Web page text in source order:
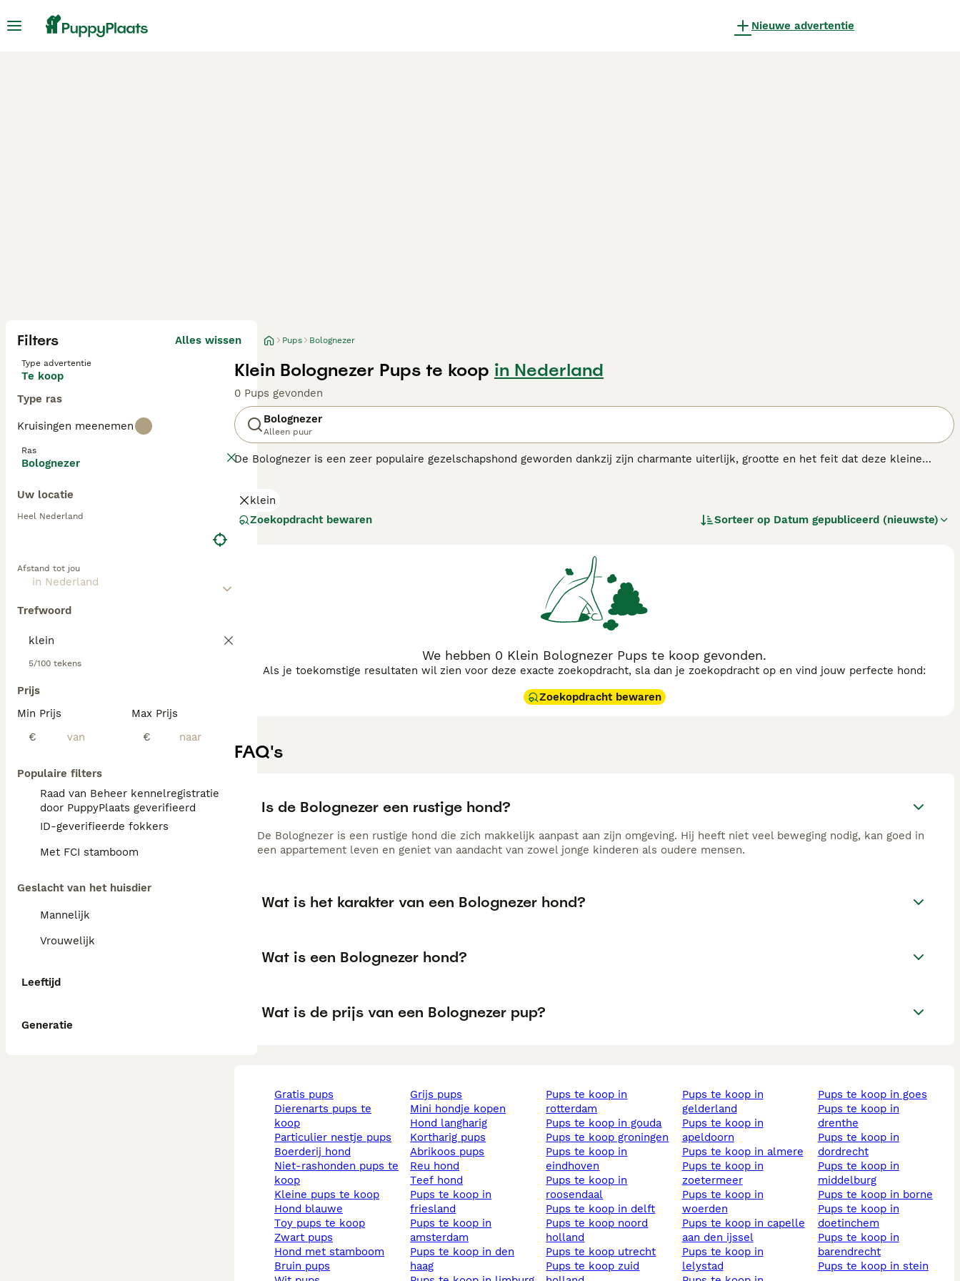
Nieuwe advertentie
Filters Alles wissen
Type advertentie
Te koop
Type ras
Kruisingen meenemen
Ras
Bolognezer
Uw locatie
Heel Nederland
Afstand tot jou
Trefwoord
5/100 tekens
Prijs
Min Prijs
€
Max Prijs
€
Populaire filters
Raad van Beheer kennelregistratie
door PuppyPlaats geverifieerd
ID-geverifieerde fokkers
Met FCI stamboom
Geslacht van het huisdier
Mannelijk
Vrouwelijk
Leeftijd
Generatie
Pups Bolognezer
Klein Bolognezer Pups te koop in Nederland
0 Pups gevonden
Bolognezer
Alleen puur
De Bolognezer is een zeer populaire gezelschapshond geworden dankzij zijn charmante uiterlijk, grootte en het feit dat deze kleine
leven als in een klein appartement in de stad.
klein
Zoekopdracht bewaren
Sorteer op Datum gepubliceerd (nieuwste)
We hebben 0 Klein Bolognezer Pups te koop gevonden.
Als je toekomstige resultaten wil zien voor deze exacte zoekopdracht, sla dan je zoekopdracht op en vind jouw perfecte hond:
Zoekopdracht bewaren
FAQ's
Is de Bolognezer een rustige hond?
De Bolognezer is een rustige hond die zich makkelijk aanpast aan zijn omgeving. Hij heeft niet veel beweging nodig, kan goed in
een appartement leven en geniet van aandacht van zowel jonge kinderen als oudere mensen.
Wat is het karakter van een Bolognezer hond?
Wat is een Bolognezer hond?
Wat is de prijs van een Bolognezer pup?
gratis pups
dierenarts pups te
koop
particulier nestje pups
boerderij hond
niet-rashonden pups te
koop
kleine pups te koop
hond blauwe
toy pups te koop
zwart pups
hond met stamboom
bruin pups
grijs pups
mini hondje kopen
hond langharig
kortharig pups
abrikoos pups
reu hond
teef hond
pups te koop in
friesland
pups te koop in
amsterdam
pups te koop in den
haag
pups te koop in
rotterdam
pups te koop in gouda
pups te koop groningen
pups te koop in
eindhoven
pups te koop in
roosendaal
pups te koop in delft
pups te koop noord
holland
pups te koop utrecht
pups te koop zuid
pups te koop in
gelderland
pups te koop in
apeldoorn
pups te koop in almere
pups te koop in
zoetermeer
pups te koop in
woerden
pups te koop in capelle
aan den ijssel
pups te koop in
lelystad
pups te koop in goes
pups te koop in
drenthe
pups te koop in
dordrecht
pups te koop in
middelburg
pups te koop in borne
pups te koop in
doetinchem
pups te koop in
barendrecht
pups te koop in stein